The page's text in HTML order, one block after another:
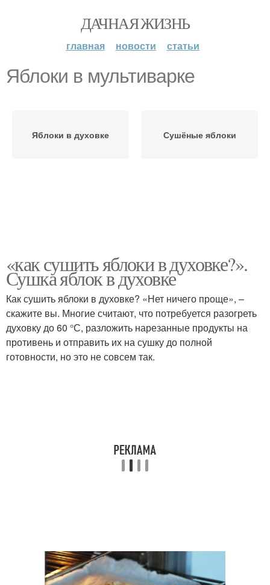
ДАЧНАЯ ЖИЗНЬ
главная новости статьи
Яблоки в мультиварке
Яблоки в духовке Сушёные яблоки
«как сушить яблоки в духовке?».
Сушка яблок в духовке
Как сушить яблоки в духовке? «Нет ничего проще», –
скажите вы. Многие считают, что потребуется разогреть
духовку до 60 °С, разложить нарезанные продукты на
противень и отправить их на сушку до полной
готовности, но это не совсем так.